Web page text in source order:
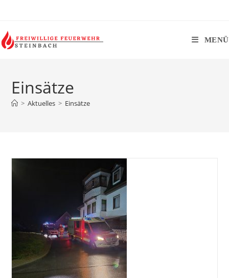
springen
MENÜ
Einsätze
> Aktuelles > Einsätze